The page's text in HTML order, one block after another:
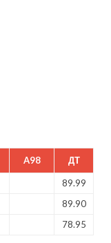
A98 ДТ
89.99
89.90
78.95